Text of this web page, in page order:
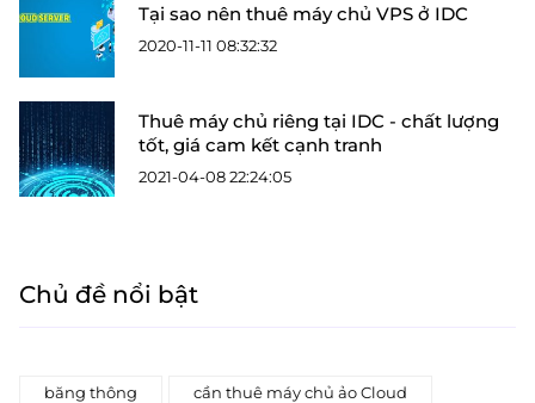
Tại sao nên thuê máy chủ VPS ở IDC
2020-11-11 08:32:32
Thuê máy chủ riêng tại IDC - chất lượng
tốt, giá cam kết cạnh tranh
2021-04-08 22:24:05
Chủ đề nổi bật
băng thông cần thuê máy chủ ảo Cloud